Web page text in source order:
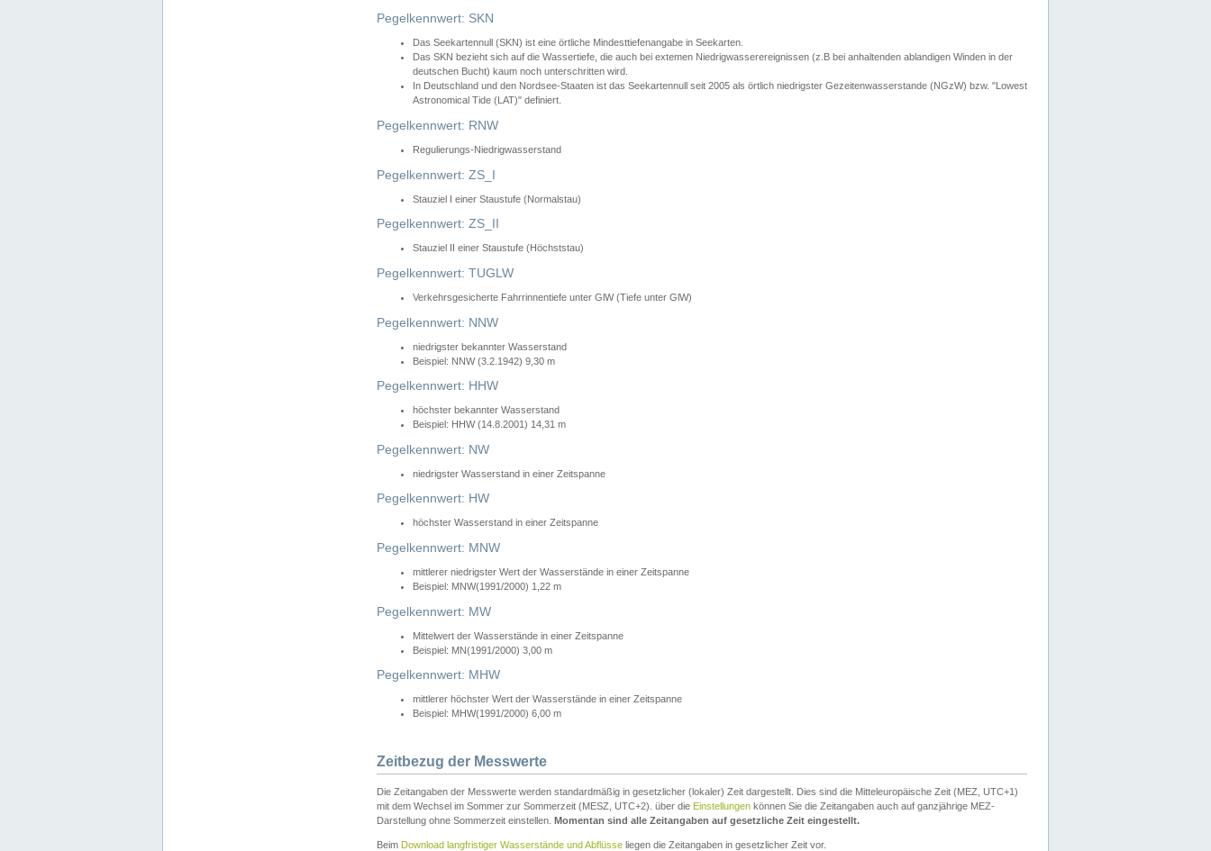
Pegelkennwert: SKN
Das Seekartennull (SKN) ist eine örtliche Mindesttiefenangabe in Seekarten.
Das SKN bezieht sich auf die Wassertiefe, die auch bei extemen Niedrigwasserereignissen (z.B bei anhaltenden ablandigen Winden in der
deutschen Bucht) kaum noch unterschritten wird.
In Deutschland und den Nordsee-Staaten ist das Seekartennull seit 2005 als örtlich niedrigster Gezeitenwasserstande (NGzW) bzw. "Lowest
Astronomical Tide (LAT)" definiert.
Pegelkennwert: RNW
Regulierungs-Niedrigwasserstand
Pegelkennwert: ZS_I
Stauziel I einer Staustufe (Normalstau)
Pegelkennwert: ZS_II
Stauziel II einer Staustufe (Höchststau)
Pegelkennwert: TUGLW
Verkehrsgesicherte Fahrrinnentiefe unter GlW (Tiefe unter GlW)
Pegelkennwert: NNW
niedrigster bekannter Wasserstand
Beispiel: NNW (3.2.1942) 9,30 m
Pegelkennwert: HHW
höchster bekannter Wasserstand
Beispiel: HHW (14.8.2001) 14,31 m
Pegelkennwert: NW
niedrigster Wasserstand in einer Zeitspanne
Pegelkennwert: HW
höchster Wasserstand in einer Zeitspanne
Pegelkennwert: MNW
mittlerer niedrigster Wert der Wasserstände in einer Zeitspanne
Beispiel: MNW(1991/2000) 1,22 m
Pegelkennwert: MW
Mittelwert der Wasserstände in einer Zeitspanne
Beispiel: MN(1991/2000) 3,00 m
Pegelkennwert: MHW
mittlerer höchster Wert der Wasserstände in einer Zeitspanne
Beispiel: MHW(1991/2000) 6,00 m
Zeitbezug der Messwerte
Die Zeitangaben der Messwerte werden standardmäßig in gesetzlicher (lokaler) Zeit dargestellt. Dies sind die Mitteleuropäische Zeit (MEZ, UTC+1)
mit dem Wechsel im Sommer zur Sommerzeit (MESZ, UTC+2). über die Einstellungen können Sie die Zeitangaben auch auf ganzjährige MEZ-
Darstellung ohne Sommerzeit einstellen. Momentan sind alle Zeitangaben auf gesetzliche Zeit eingestellt.
Beim Download langfristiger Wasserstände und Abflüsse liegen die Zeitangaben in gesetzlicher Zeit vor.